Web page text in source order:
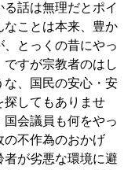
話は無理だとポイ
なことは本来、豊か
とっくの昔にやっ
すが宗教者のはし
な、国民の安心・安
探してもありませ
会議員も何をやっ
の不作為のおかげ
が劣悪な環境に避